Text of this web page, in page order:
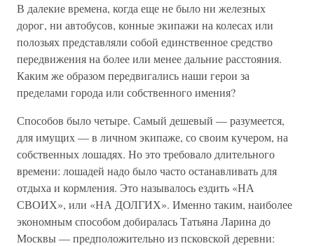
В далекие времена, когда еще не было ни железных
дорог, ни автобусов, конные экипажи на колесах или
полозьях представляли собой единственное средство
передвижения на более или менее дальние расстояния.
Каким же образом передвигались наши герои за
пределами города или собственного имения?
Способов было четыре. Самый дешевый — разумеется,
для имущих — в личном экипаже, со своим кучером, на
собственных лошадях. Но это требовало длительного
времени: лошадей надо было часто останавливать для
отдыха и кормления. Это называлось ездить «НА
СВОИХ», или «НА ДОЛГИХ». Именно таким, наиболее
экономным способом добиралась Татьяна Ларина до
Москвы — предположительно из псковской деревни: